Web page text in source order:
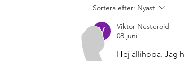
Ordningsam,
polsktalande? Bli
montageplanerare
Sortera efter: Nyast
Viktor Nesteroid
08 juni
Hej allihopa. Jag